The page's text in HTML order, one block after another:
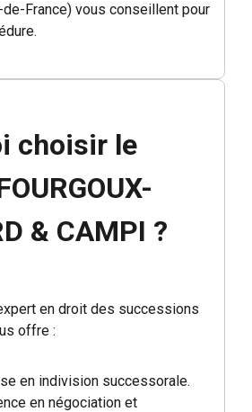
France) vous conseillent pour
choisir le
& CAMPI ?
en droit des successions
offre :
en indivision successorale.
en négociation et